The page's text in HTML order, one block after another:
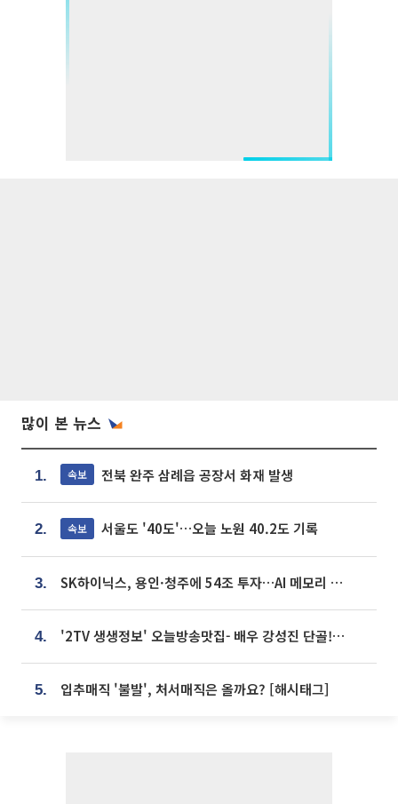
많이 본 뉴스
1. 속보 전북 완주 삼례읍 공장서 화재 발생
2. 속보 서울도 '40도'…오늘 노원 40.2도 기록
3. SK하이닉스, 용인·청주에 54조 투자…AI 메모리 생산기지 키운다
4. '2TV 생생정보' 오늘방송맛집- 배우 강성진 단골! 쌀국수ㆍ푸팟퐁 커리 맛집 '블○○○'
5. 입추매직 '불발', 처서매직은 올까요? [해시태그]